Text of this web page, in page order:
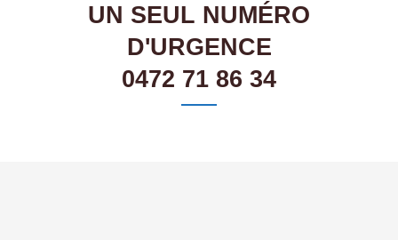
UN SEUL NUMÉRO
D'URGENCE
0472 71 86 34